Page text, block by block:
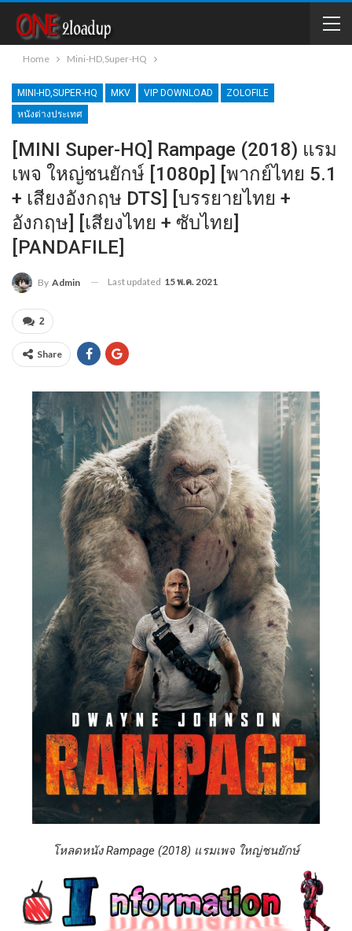
Home Mini-HD,Super-HQ
MINI-HD,SUPER-HQ MKV VIP DOWNLOAD
ZOLOFILE
หนังต่างประเทศ
[MINI Super-HQ] Rampage (2018) แรม
เพจ ใหญ่ชนยักษ์ [1080p] [พากย์ไทย 5.1
+ เสียงอังกฤษ DTS] [บรรยายไทย +
อังกฤษ] [เสียงไทย + ซับไทย]
[PANDAFILE]
By Admin Last updated 15 พ.ค. 2021
2
Share
โหลดหนัง Rampage (2018) แรมเพจ ใหญ่ชนยักษ์